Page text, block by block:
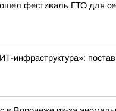
фестиваль ГТО для
инфраструктура»: